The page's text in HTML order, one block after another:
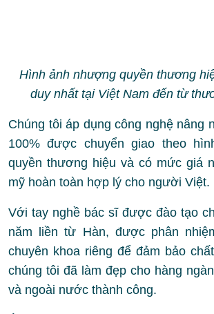
Hình ảnh nhượng quyền thương
duy nhất tại Việt Nam đến từ
Chúng tôi áp dụng công nghệ nâng
100% được chuyển giao theo
quyền thương hiệu và có mức giá
mỹ hoàn toàn hợp lý cho người Việt.
Với tay nghề bác sĩ được đào tạo
năm liền từ Hàn, được phân
chuyên khoa riêng để đảm bảo
chúng tôi đã làm đẹp cho hàng
và ngoài nước thành công.